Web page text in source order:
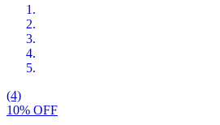
(4)
10% OFF